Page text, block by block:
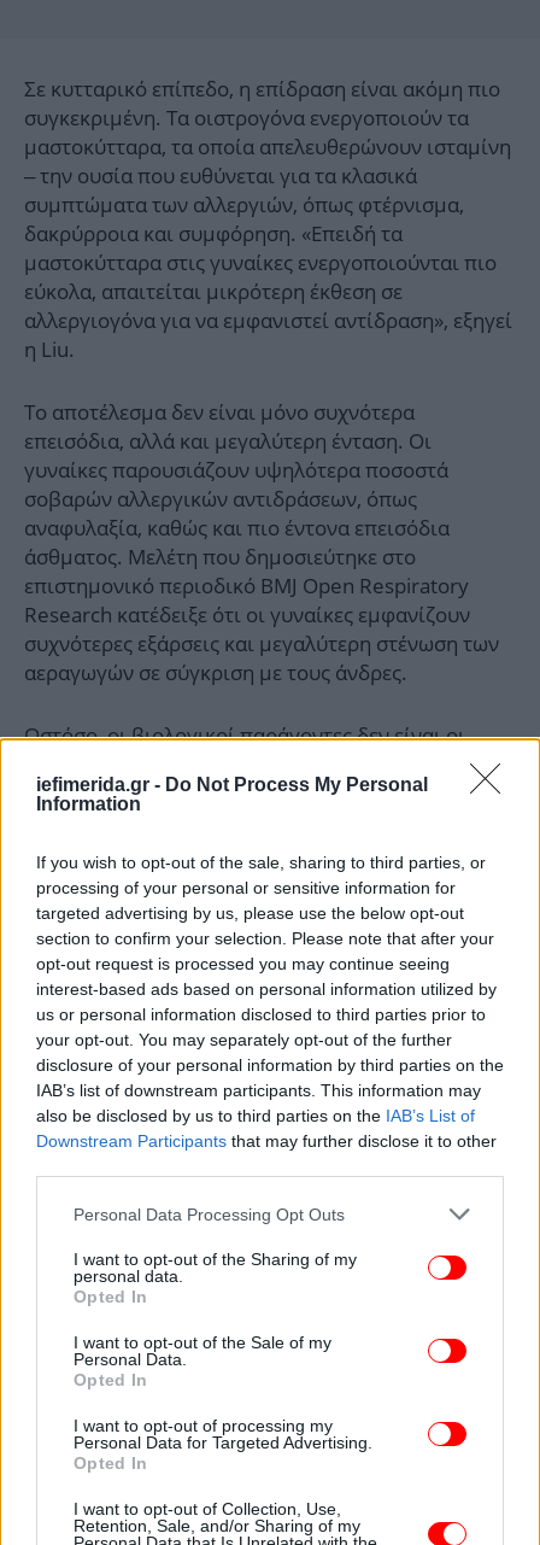
iefimerida.gr - Do Not Process My Personal
Information
If you wish to opt-out of the sale, sharing to third parties, or
processing of your personal or sensitive information for
targeted advertising by us, please use the below opt-out
section to confirm your selection. Please note that after your
opt-out request is processed you may continue seeing
interest-based ads based on personal information utilized by
us or personal information disclosed to third parties prior to
your opt-out. You may separately opt-out of the further
disclosure of your personal information by third parties on the
IAB’s list of downstream participants. This information may
also be disclosed by us to third parties on the IAB’s List of
Downstream Participants that may further disclose it to other
Please note that this website/app uses one or more Google
not limited to your visit or usage behaviour. You may click to
grant or deny consent to Google and its third-party tags to
use your data for below specified purposes in below Google
consent section.
Personal Data Processing Opt Outs
I want to opt-out of the Sharing of my
personal data.
Opted In
I want to opt-out of the Sale of my
Personal Data.
Opted In
I want to opt-out of processing my
Personal Data for Targeted Advertising.
Opted In
I want to opt-out of Collection, Use,
Retention, Sale, and/or Sharing of my
Σε κυτταρικό επίπεδο, η επίδραση είναι ακόμη πιο
συγκεκριμένη. Τα οιστρογόνα ενεργοποιούν τα
μαστοκύτταρα, τα οποία απελευθερώνουν ισταμίνη
– την ουσία που ευθύνεται για τα κλασικά
συμπτώματα των αλλεργιών, όπως φτέρνισμα,
δακρύρροια και συμφόρηση. «Επειδή τα
μαστοκύτταρα στις γυναίκες ενεργοποιούνται πιο
εύκολα, απαιτείται μικρότερη έκθεση σε
αλλεργιογόνα για να εμφανιστεί αντίδραση», εξηγεί
η Liu.
Το αποτέλεσμα δεν είναι μόνο συχνότερα
επεισόδια, αλλά και μεγαλύτερη ένταση. Οι
γυναίκες παρουσιάζουν υψηλότερα ποσοστά
σοβαρών αλλεργικών αντιδράσεων, όπως
αναφυλαξία, καθώς και πιο έντονα επεισόδια
άσθματος. Μελέτη που δημοσιεύτηκε στο
επιστημονικό περιοδικό BMJ Open Respiratory
Research κατέδειξε ότι οι γυναίκες εμφανίζουν
συχνότερες εξάρσεις και μεγαλύτερη στένωση των
αεραγωγών σε σύγκριση με τους άνδρες.
Ωστόσο, οι βιολογικοί παράγοντες δεν είναι οι
μόνοι υπεύθυνοι. Οι ειδικοί επισημαίνουν ότι οι
γυναίκες συχνά υποδιαγιγνώσκονται ή
αποδίδονται σε άγχος ή δεν λαμβάνονται σοβαρά
υπόψη», τονίζει η Gupta, επισημαίνοντας ένα
ευρύτερο πρόβλημα στον τρόπο που
αντιμετωπίζεται η υγεία των γυναικών.
Ένας ακόμη παράγοντας που διαφοροποιεί την
εμπειρία των αλλεργιών στις γυναίκες είναι ο
εμμηνορροϊκός κύκλος. Οι ορμονικές διακυμάνσεις
επηρεάζουν άμεσα την ένταση των συμπτωμάτων.
«Πολλές γυναίκες παρατηρούν ότι οι αλλεργίες τους
επιδεινώνονται πριν από την περίοδο», λέει η
Gupta. Η φάση αυτή, γνωστή ως ωχρινική φάση,
χαρακτηρίζεται από πτώση της προγεστερόνης και
μεταβολές στα επίπεδα οιστρογόνων, γεγονός που
μπορεί να ενισχύσει τη φλεγμονώδη αντίδραση.